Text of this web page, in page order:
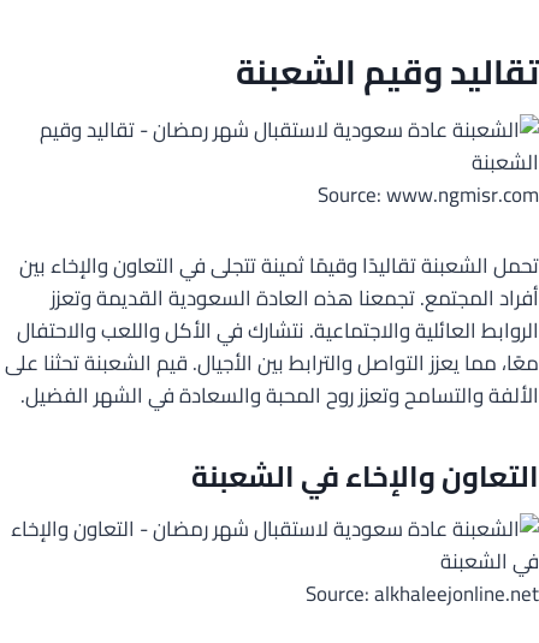
تقاليدوقيم الشعبنة
Source: www.ngmisr.com
تحمل الشعبنة تقاليدًا وقيمًا ثمينة تتجلى في التعاون والإخاء بين
أفراد المجتمع. تجمعنا هذه العادة السعودية القديمة وتعزز
الروابط العائلية والاجتماعية. نتشارك في الأكل واللعب والاحتفال
معًا، مما يعزز التواصل والترابط بين الأجيال. قيم الشعبنة تحثنا على
الألفة والتسامح وتعزز روح المحبة والسعادة في الشهر الفضيل.
التعاون والإخاء في الشعبنة
Source: alkhaleejonline.net